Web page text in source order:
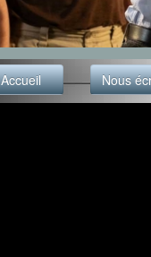
Accueil Nous